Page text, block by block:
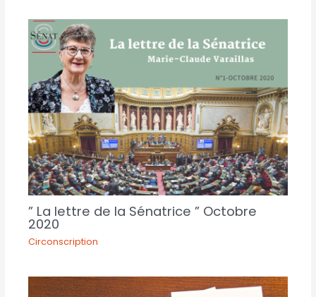
” La lettre de la Sénatrice ” Octobre
2020
Circonscription